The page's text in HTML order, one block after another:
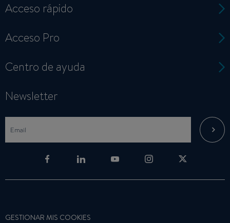
Acceso rápido
Acceso Pro
Centro de ayuda
Newsletter
GESTIONAR MIS COOKIES